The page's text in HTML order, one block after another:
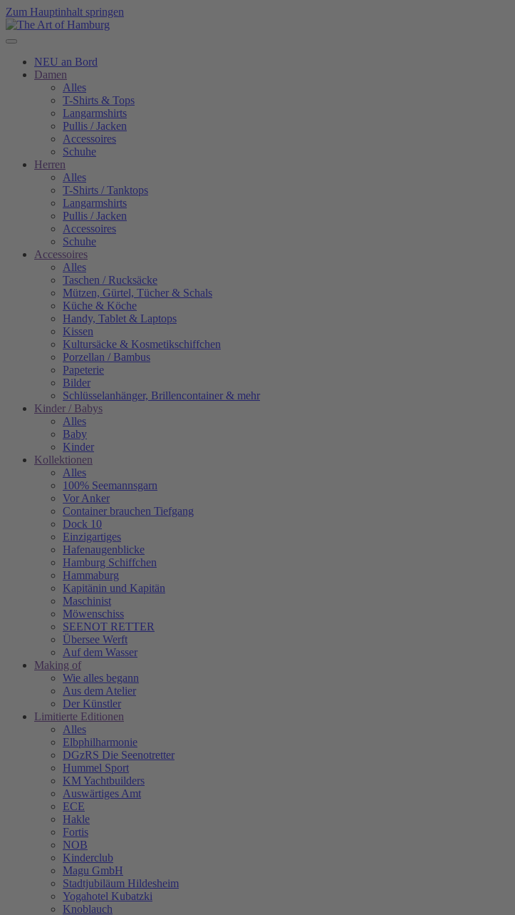
Zum Hauptinhalt springen
NEU an Bord
Damen
Alles
T-Shirts & Tops
Langarmshirts
Pullis / Jacken
Accessoires
Schuhe
Herren
Alles
T-Shirts / Tanktops
Langarmshirts
Pullis / Jacken
Accessoires
Schuhe
Accessoires
Alles
Taschen / Rucksäcke
Mützen, Gürtel, Tücher & Schals
Küche & Köche
Handy, Tablet & Laptops
Kissen
Kultursäcke & Kosmetikschiffchen
Porzellan / Bambus
Papeterie
Bilder
Schlüsselanhänger, Brillencontainer & mehr
Kinder / Babys
Alles
Baby
Kinder
Kollektionen
Alles
100% Seemannsgarn
Vor Anker
Container brauchen Tiefgang
Dock 10
Einzigartiges
Hafenaugen­blicke
Hamburg Schiffchen
Hammaburg
Kapitänin und Kapitän
Maschinist
Möwenschiss
SEENOT RETTER
Übersee Werft
Auf dem Wasser
Making of
Wie alles begann
Aus dem Atelier
Der Künstler
Limitierte Editionen
Alles
Elbphilharmonie
DGzRS Die Seenotretter
Hummel Sport
KM Yachtbuilders
Auswärtiges Amt
ECE
Hakle
Fortis
NOB
Kinderclub
Magu GmbH
Stadtjubiläum Hildesheim
Yogahotel Kubatzki
Knoblauch